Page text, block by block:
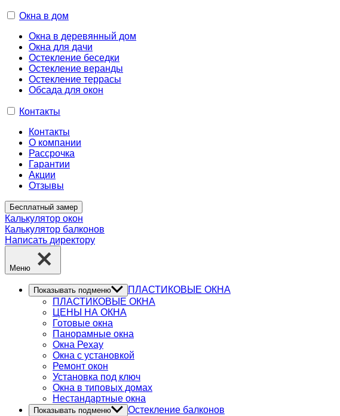
Окна в дом
Окна в деревянный дом
Окна для дачи
Остекление беседки
Остекление веранды
Остекление террасы
Обсада для окон
Контакты
Контакты
О компании
Рассрочка
Гарантии
Акции
Отзывы
Бесплатный замер
Калькулятор окон
Калькулятор балконов
Написать директору
Меню
Показывать подменю
ПЛАСТИКОВЫЕ ОКНА
ПЛАСТИКОВЫЕ ОКНА
ЦЕНЫ НА ОКНА
Готовые окна
Панорамные окна
Окна Рехау
Окна с установкой
Ремонт окон
Установка под ключ
Окна в типовых домах
Нестандартные окна
Показывать подменю
Остекление балконов